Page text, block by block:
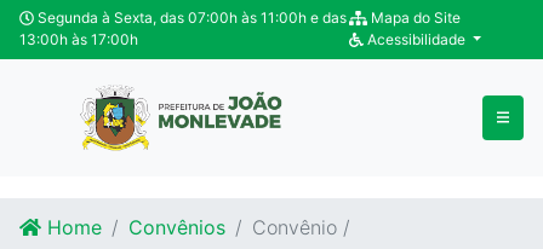
Ir para o conteúdo
Ir para o fim do conteúdo
Segunda à Sexta, das 07:00h às 11:00h e das
13:00h às 17:00h
Mapa do Site
Acessibilidade
Home Convênios Convênio /